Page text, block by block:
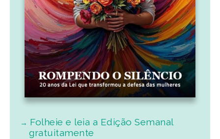
Folheie e leia a Edição Semanal
gratuitamente